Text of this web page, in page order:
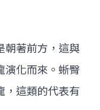
朝著前方，這與
演化而來。蜥臀
，這類的代表有